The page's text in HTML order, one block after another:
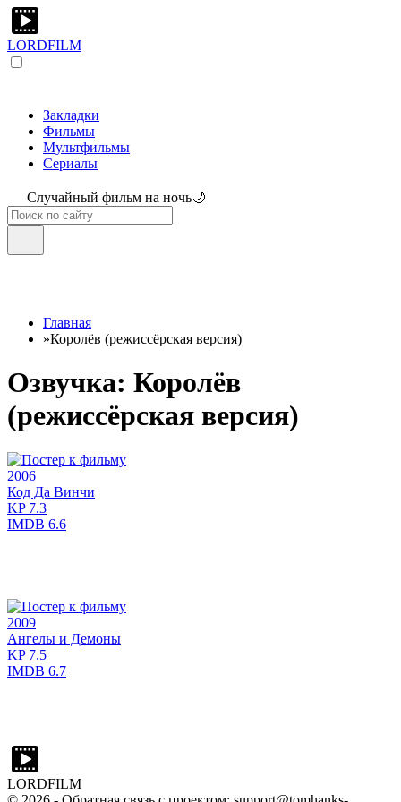
LORDFILM
Закладки
Фильмы
Мультфильмы
Сериалы
Случайный фильм на ночь🌙
Главная
»Королёв (режиссёрская версия)
Озвучка: Королёв
(режиссёрская версия)
2006
Код Да Винчи
KP7.3
IMDB 6.6
2009
Ангелы и Демоны
KP7.5
IMDB 6.7
LORDFILM